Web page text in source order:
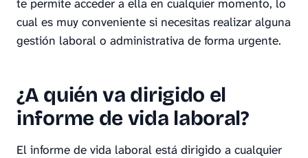
te permite acceder a ella en cualquier momento, lo
cual es muy conveniente si necesitas realizar alguna
gestión laboral o administrativa de forma urgente.
¿A quién va dirigido el
informe de vida laboral?
El informe de vida laboral está dirigido a cualquier